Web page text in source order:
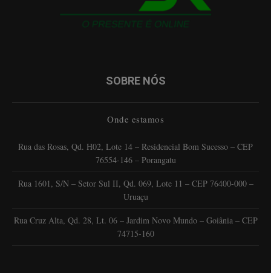
SOBRE NÓS
Onde estamos
Rua das Rosas, Qd. H02, Lote 14 – Residencial Bom Sucesso – CEP
76554-146 – Porangatu
Rua 1601, S/N – Setor Sul II, Qd. 069, Lote 11 – CEP 76400-000 –
Uruaçu
Rua Cruz Alta, Qd. 28, Lt. 06 – Jardim Novo Mundo – Goiânia – CEP
74715-160